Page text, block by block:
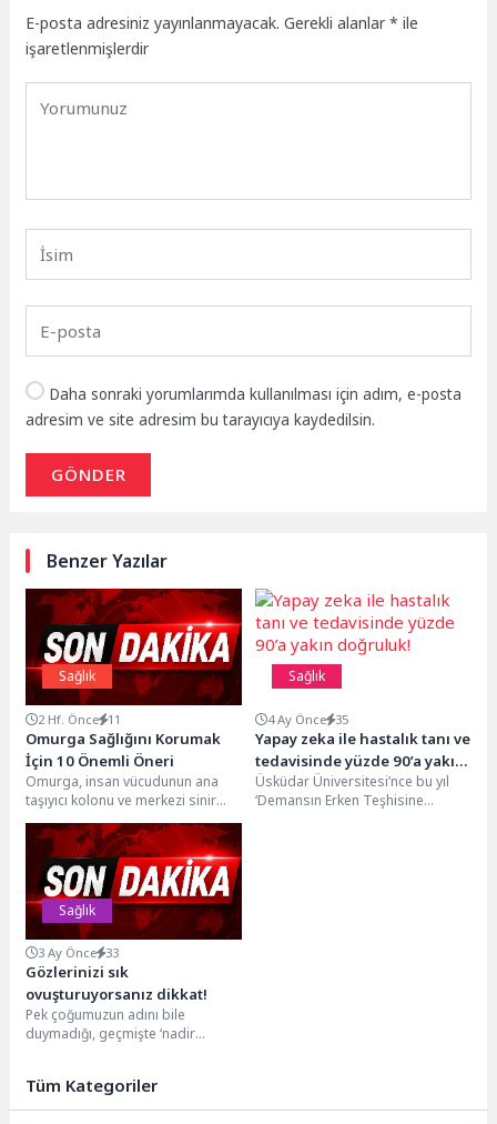
E-posta adresiniz yayınlanmayacak. Gerekli alanlar* ile
işaretlenmişlerdir
Daha sonraki yorumlarımda kullanılması için adım, e-posta
adresim ve site adresim bu tarayıcıya kaydedilsin.
GÖNDER
Benzer Yazılar
Sağlık
2 Hf. Önce 11
Omurga Sağlığını Korumak
İçin 10 Önemli Öneri
Omurga, insan vücudunun ana
taşıyıcı kolonu ve merkezi sinir
sisteminin koruyucu kalkanı
olarak tanımlanıyor. Kemikler...
Sağlık
4 Ay Önce 35
Yapay zeka ile hastalık tanı ve
tedavisinde yüzde 90’a yakın
doğruluk!
Üsküdar Üniversitesi’nce bu yıl
‘Demansın Erken Teşhisine
Sağlık
3 Ay Önce 33
Gözlerinizi sık
ovuşturuyorsanız dikkat!
Pek çoğumuzun adını bile
duymadığı, geçmişte ‘nadir
teknoloji...
Tüm Kategoriler